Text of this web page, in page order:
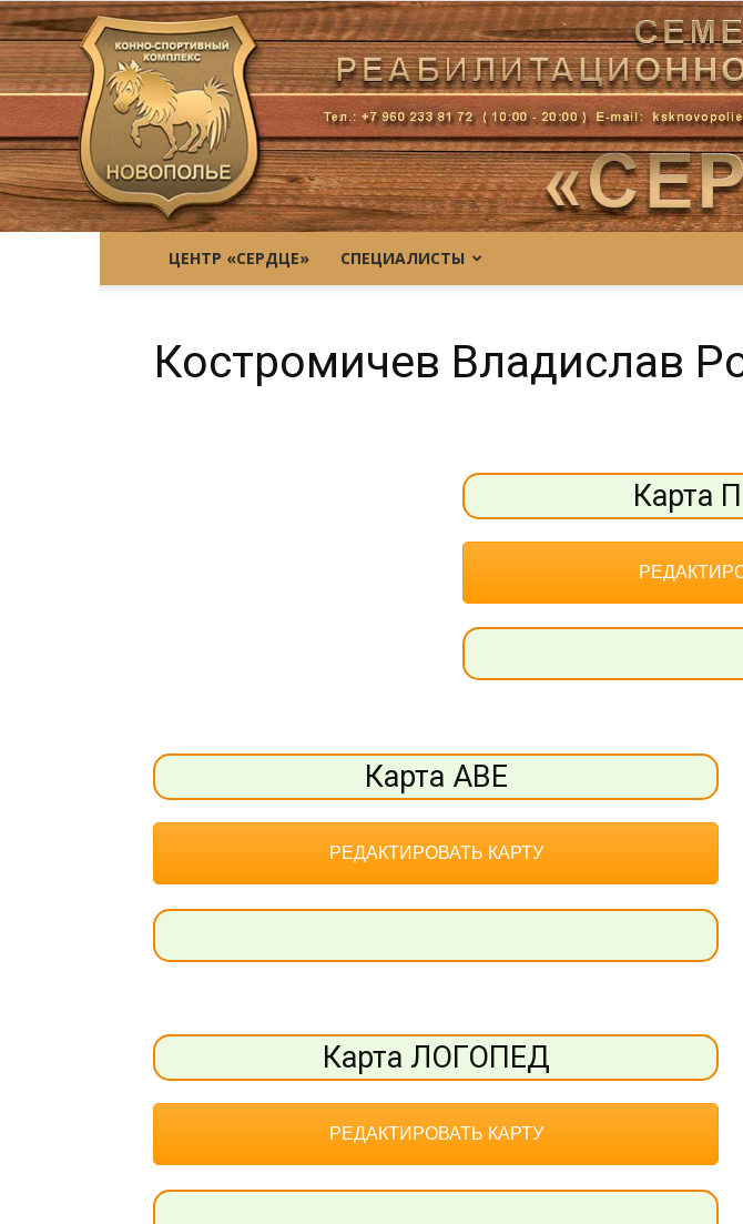
ЦЕНТР «СЕРДЦЕ» СПЕЦИАЛИСТЫ
Костромичев Владислав
Карта
Карта АВЕ
РЕДАКТИРОВАТЬ КАРТУ
Карта ЛОГОПЕД
РЕДАКТИРОВАТЬ КАРТУ